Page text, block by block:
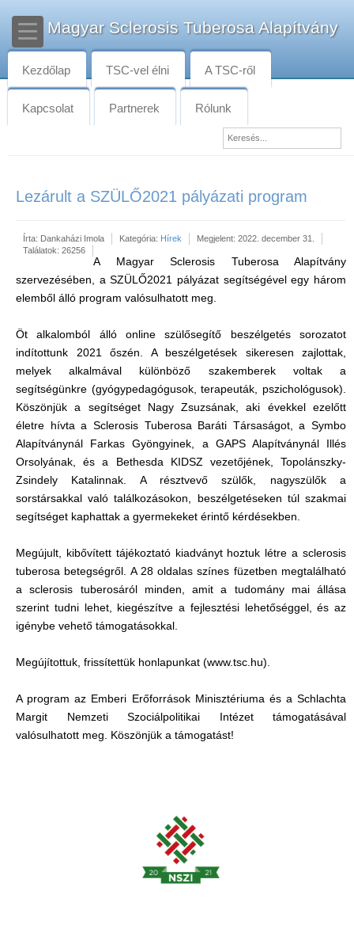
Magyar Sclerosis Tuberosa Alapítvány
Kezdőlap TSC-vel élni A TSC-ről
Kapcsolat Partnerek Rólunk
Lezárult a SZÜLŐ2021 pályázati program
Írta: Dankaházi Imola Kategória: Hírek
Megjelent: 2022. december 31.
Találatok: 26256
A Magyar Sclerosis Tuberosa Alapítvány
szervezésében, a SZÜLŐ2021 pályázat segítségével egy három
elemből álló program valósulhatott meg.
Öt alkalomból álló online szülősegítő beszélgetés sorozatot
indítottunk 2021 őszén. A beszélgetések sikeresen zajlottak,
melyek alkalmával különböző szakemberek voltak a
segítségünkre (gyógypedagógusok, terapeuták, pszichológusok).
Köszönjük a segítséget Nagy Zsuzsának, aki évekkel ezelőtt
életre hívta a Sclerosis Tuberosa Baráti Társaságot, a Symbo
Alapítványnál Farkas Gyöngyinek, a GAPS Alapítványnál Illés
Orsolyának, és a Bethesda KIDSZ vezetőjének, Topolánszky-
Zsindely Katalinnak. A résztvevő szülők, nagyszülők a
sorstársakkal való találkozásokon, beszélgetéseken túl szakmai
segítséget kaphattak a gyermekeket érintő kérdésekben.
Megújult, kibővített tájékoztató kiadványt hoztuk létre a sclerosis
tuberosa betegségről. A 28 oldalas színes füzetben megtalálható
a sclerosis tuberosáról minden, amit a tudomány mai állása
szerint tudni lehet, kiegészítve a fejlesztési lehetőséggel, és az
igénybe vehető támogatásokkal.
Megújítottuk, frissítettük honlapunkat (www.tsc.hu).
A program az Emberi Erőforrások Minisztériuma és a Schlachta
Margit Nemzeti Szociálpolitikai Intézet támogatásával
valósulhatott meg. Köszönjük a támogatást!